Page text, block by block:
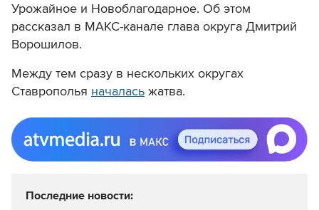
Урожайное и Новоблагодарное. Об этом
рассказал в МАКС-канале глава округа Дмитрий
Ворошилов.
Между тем сразу в нескольких округах
Ставрополья началась жатва.
Последние новости: